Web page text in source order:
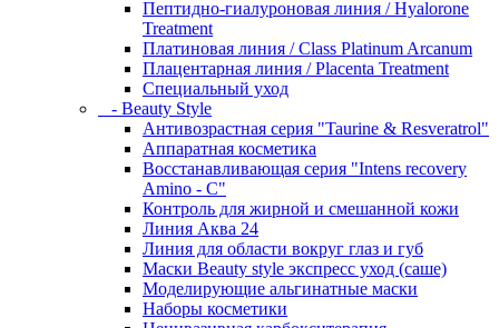
Пептидно-гиалуроновая линия / Hyalorone
Treatment
Платиновая линия / Class Platinum Arcanum
Плацентарная линия / Placenta Treatment
Специальный уход
- Beauty Style
Антивозрастная серия "Taurine & Resveratrol"
Аппаратная косметика
Восстанавливающая серия "Intens recovery
Amino - C"
Контроль для жирной и смешанной кожи
Линия Аква 24
Линия для области вокруг глаз и губ
Маски Beauty style экспресс уход (саше)
Моделирующие альгинатные маски
Наборы косметики